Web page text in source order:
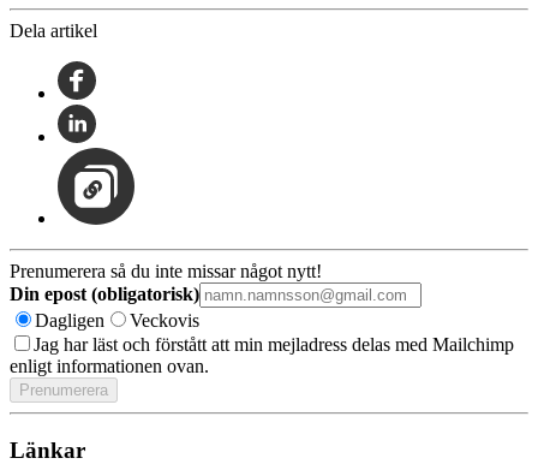
Dela artikel
Prenumerera så du inte missar något nytt!
Din epost (obligatorisk)
Dagligen
Veckovis
Jag har läst och förstått att min mejladress delas med Mailchimp
enligt informationen ovan.
Länkar